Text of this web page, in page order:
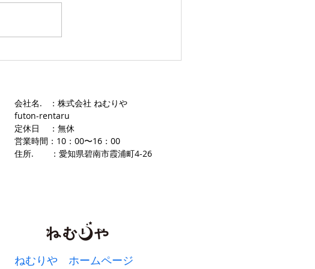
会社名. ：株式会社 ねむりや
futon-rentaru
定休日 ：無休
営業時間：10：00〜16 ：00
​住所. ：愛知県碧南市霞浦町4-2​6
ねむりや ホームページ